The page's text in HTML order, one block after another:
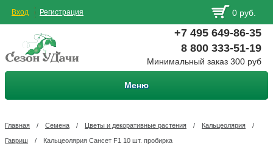
Вход Регистрация 0 руб.
+7 495 649-86-35
8 800 333-51-19
Минимальный заказ 300 руб
Меню
Главная / Семена / Цветы и декоративные растения / Кальцеолярия /
Гавриш / Кальцеолярия Сансет F1 10 шт. пробирка